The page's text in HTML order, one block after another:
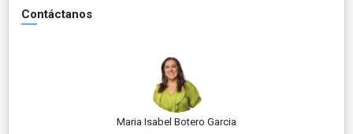
Contáctanos
Maria Isabel Botero Garcia